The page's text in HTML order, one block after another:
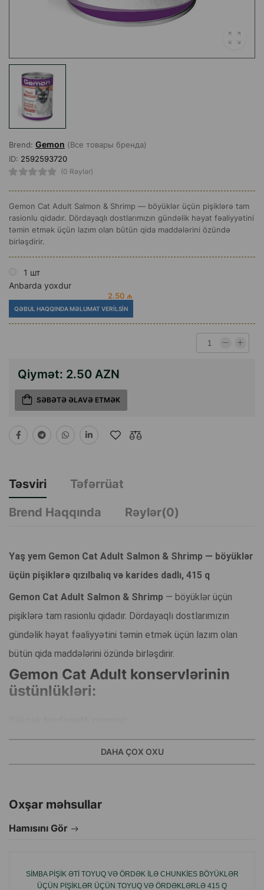
Brend: Gemon (Все товары бренда)
ID: 2592593720
(0 Rəylər)
Gemon Cat Adult Salmon & Shrimp — böyüklər üçün pişiklərə tam
rasionlu qidadır. Dördayaqlı dostlarımızın gündəlik həyat fəaliyyətini
təmin etmək üçün lazım olan bütün qida maddələrini özündə
birləşdirir.
1 шт
Anbarda yoxdur
2.50 ₼
QƏBUL HAQQINDA MƏLUMAT VERILSIN
Qiymət: 2.50 AZN
SƏBƏTƏ ƏLAVƏ ETMƏK
Təsviri
Təfərrüat
Brend Haqqında
Rəylər(0)
Yaş yem Gemon Cat Adult Salmon & Shrimp — böyüklər
üçün pişiklərə qızılbalıq və karides dadlı, 415 q
Gemon Cat Adult Salmon & Shrimp — böyüklər üçün
pişiklərə tam rasionlu qidadır. Dördayaqlı dostlarımızın
gündəlik həyat fəaliyyətini təmin etmək üçün lazım olan
bütün qida maddələrini özündə birləşdirir.
Gemon Cat Adult konservlərinin
üstünlükləri:
Təbii inqrediyentlərdən — qızılbalıq və karidesdən istifadə
olunur ki, bu da yüksək keyfiyyətli zülal və digər qida
Təzə ət:
Süni rəngləndiricilər və konservantların olmaması, bu cür
DAHA ÇOX OXU
Oxşar məhsullar
Hamısını Gör
SIMBA PIŞIK ƏTI TOYUQ VƏ ÖRDƏK ILƏ CHUNKIES BÖYÜKLƏR
ÜÇÜN PIŞIKLƏR ÜÇÜN TOYUQ VƏ ÖRDƏKLƏRLƏ 415 Q